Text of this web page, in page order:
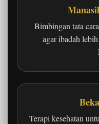
Bimbingan tata
agar ibadah
Terapi kesehatan